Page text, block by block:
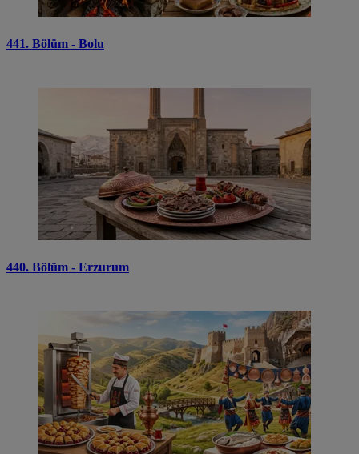
441. Bölüm - Bolu
440. Bölüm - Erzurum